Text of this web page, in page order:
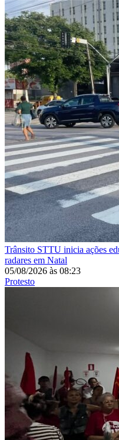
Trânsito STTU inicia ações
radares em Natal
05/08/2026 às 08:23
Protesto